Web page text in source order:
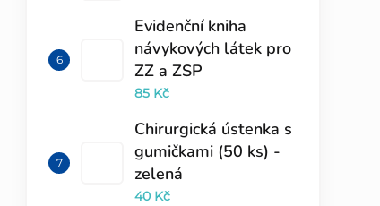
Evidenční kniha
návykových látek pro
ZZ a ZSP
85 Kč
Chirurgická ústenka s
gumičkami (50 ks) -
zelená
40 Kč